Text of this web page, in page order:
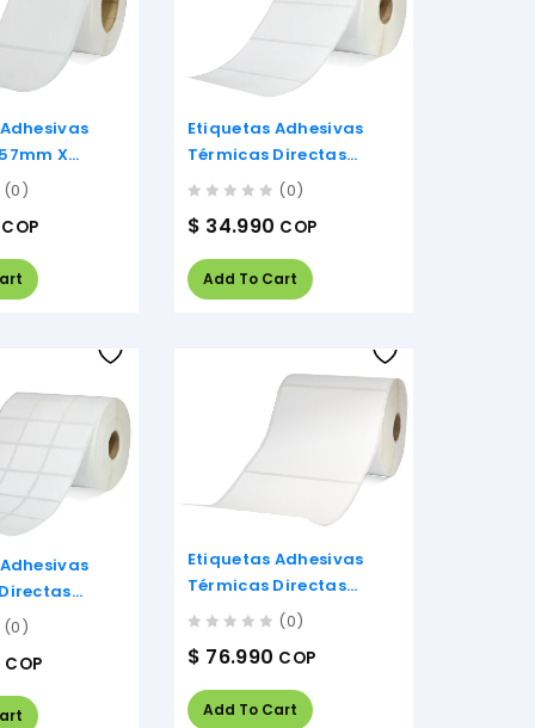
X
(0)
COP
Etiquetas Adhesivas
Térmicas Directas
80mm X 40mm
out
5
(0)
$ 34.990 COP
Add To Cart
(0)
COP
Etiquetas Adhesivas
Térmicas Directas
100mm X 150mm
out
5
(0)
$ 76.990 COP
Add To Cart